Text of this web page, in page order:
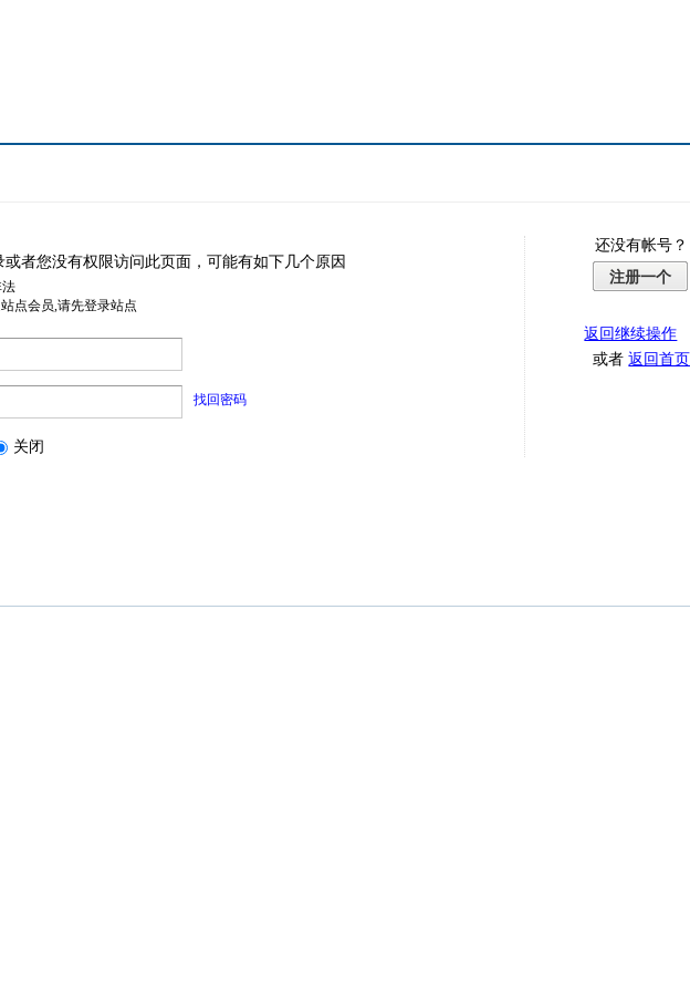
或者您没有权限访问此页面，可能有如下几个原因
点会员,请先登录站点
找回密码
关闭
还没有帐号？
注册一个
返回继续操作
或者返回首页